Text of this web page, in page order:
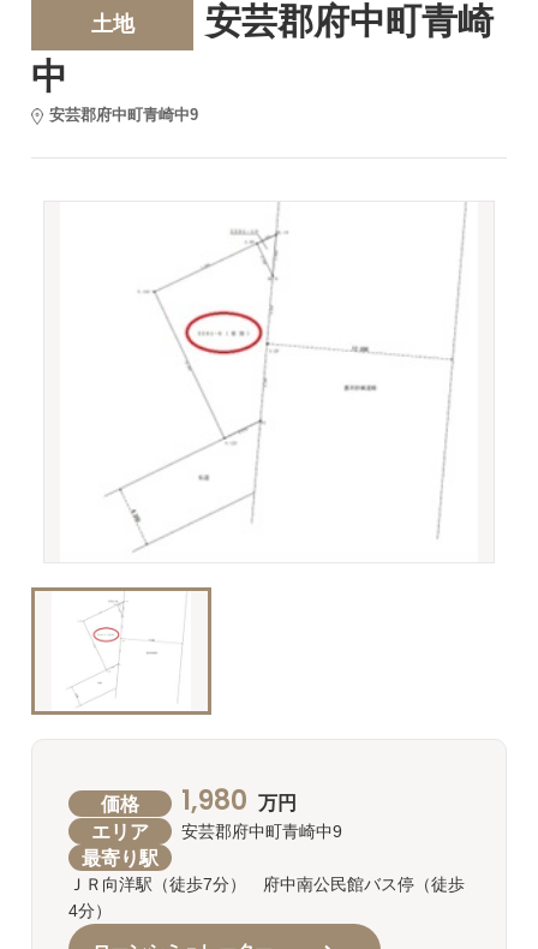
土地
安芸郡府中町青崎
中
安芸郡府中町青崎中9
価格 1,980 万円
エリア 安芸郡府中町青崎中9
最寄り駅
ＪＲ向洋駅（徒歩7分） 府中南公民館バス停（徒歩
4分）